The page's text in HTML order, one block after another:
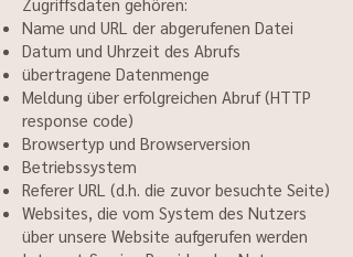
Name und URL der abgerufenen Datei
Datum und Uhrzeit des Abrufs
übertragene Datenmenge
Meldung über erfolgreichen Abruf (HTTP
response code)
Browsertyp und Browserversion
Betriebssystem
Referer URL (d.h. die zuvor besuchte Seite)
Websites, die vom System des Nutzers
über unsere Website aufgerufen werden